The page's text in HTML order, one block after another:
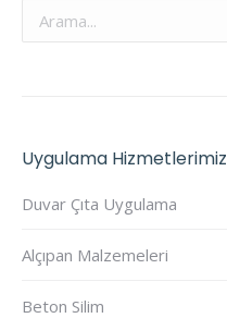
Arama:
Uygulama Hizmetlerimiz
Duvar Çıta Uygulama
Alçıpan Malzemeleri
Beton Silim